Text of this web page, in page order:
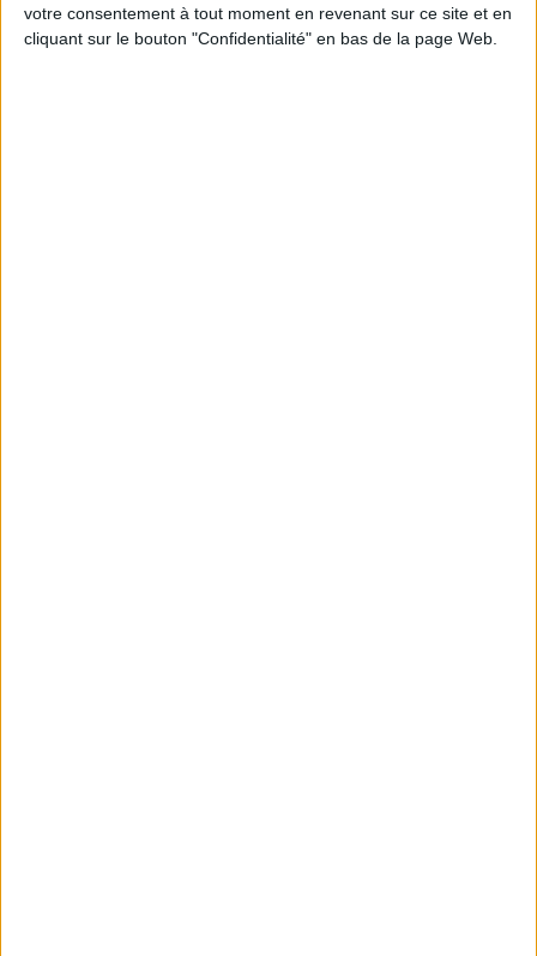
votre consentement à tout moment en revenant sur ce site et en
cliquant sur le bouton "Confidentialité" en bas de la page Web.